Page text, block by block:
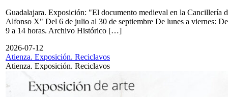
Guadalajara. Exposición: "El documento medieval en la Cancillería
Alfonso X" Del 6 de julio al 30 de septiembre De lunes a viernes: De
9 a 14 horas. Archivo Histórico […]
2026-07-12
Atienza. Exposición. Reciclavos
Atienza. Exposición. Reciclavos